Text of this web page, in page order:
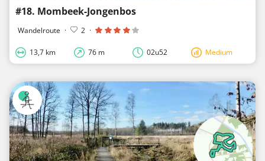
#18. Mombeek-Jongenbos
Wandelroute · 2 ·
13,7 km 76 m 02u52 Medium